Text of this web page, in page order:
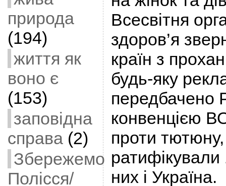
природа
(194)
життя як
воно є
(153)
заповідна
справа(2)
Збережемо
Полісся/
Всесвітня
здоров’я
країн з
будь-яку
передбачено
конвенцією
проти
ратифікували
них і Україна.